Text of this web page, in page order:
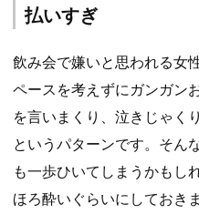
払いすぎ
飲み会で嫌いと思われる女
ペースを考えずにガンガン
を言いまくり、泣きじゃく
というパターンです。そん
も一歩ひいてしまうかもし
ほろ酔いぐらいにしておき